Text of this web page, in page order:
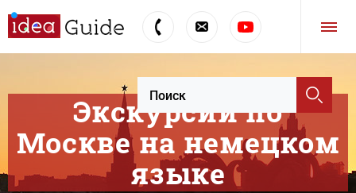
Экскурсии по
Москве на немецком
языке